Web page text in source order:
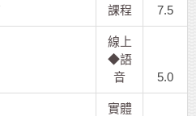
課程
7.5
線上
◆語
音
5.0
實體